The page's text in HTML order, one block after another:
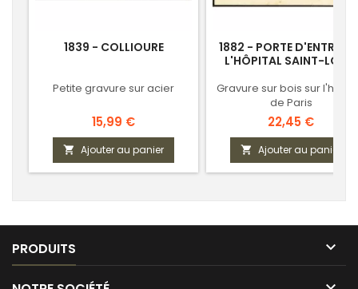
1839 - COLLIOURE
Petite gravure sur acier
Prix
15,99 €
 Ajouter au panier
1882 - PORTE D'ENTRÉE
L'HÔPITAL SAINT-LOUIS
Gravure sur bois sur
de Paris
Prix
22,45 €
 Ajouter au panier
PRODUITS 